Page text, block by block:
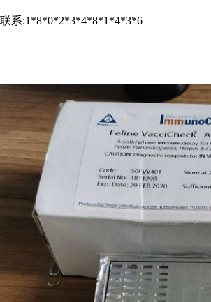
联系:1*8*0*2*3*4*8*1*4*3*6